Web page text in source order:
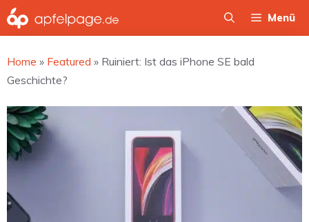
Zum
Inhalt
Menü
Home » Featured » Ruiniert: Ist das iPhone SE bald
Geschichte?